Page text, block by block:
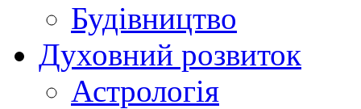
Будівництво
Духовний розвиток
Астрологія